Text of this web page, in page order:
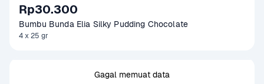
Rp30.300
Bumbu Bunda Elia Silky Pudding Chocolate
4 x 25 gr
Gagal memuat data